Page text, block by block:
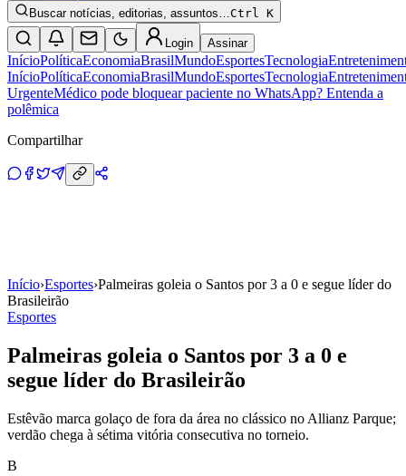
Buscar notícias, editorias, assuntos…Ctrl K
Login Assinar
InícioPolíticaEconomiaBrasilMundoEsportesTecnologia
InícioPolíticaEconomiaBrasilMundoEsportesTecnologia
UrgenteMédico pode bloquear paciente no WhatsApp? Entenda a
polêmica
Compartilhar
Início›Esportes›Palmeiras goleia o Santos por 3 a 0 e segue líder do
Brasileirão
Esportes
Palmeiras goleia o Santos por 3 a 0 e
segue líder do Brasileirão
Estêvão marca golaço de fora da área no clássico no Allianz Parque;
verdão chega à sétima vitória consecutiva no torneio.
B